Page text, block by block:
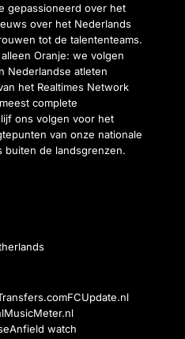
gepassioneerd over het
over het Nederlands
tot de talententeams.
Oranje: we volgen
Nederlandse atleten
het Realtimes Network
complete
ons volgen voor het
van onze nationale
buiten de landsgrenzen.
FCUpdate.nl
MusicMeter.nl
Anfield watch